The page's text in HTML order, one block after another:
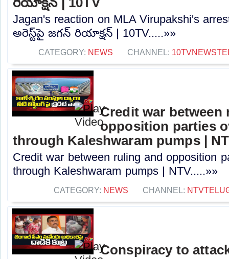
Jagan's reaction on MLA Virupakshi's
అరెస్ట్‌పై జగన్‌ రియాక్షన్‌ | 10TV.....»»
CATEGORY: NEWS CHANNEL:
Credit war between
opposition parties
through Kaleshwaram pumps |
Credit war between ruling and opposition
through Kaleshwaram pumps | NTV.....»»
CATEGORY: NEWS CHANNEL:
Conspiracy to